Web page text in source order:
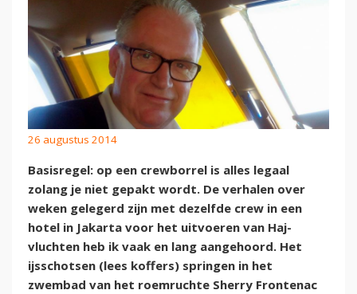
26 augustus 2014
Basisregel: op een crewborrel is alles legaal
zolang je niet gepakt wordt. De verhalen over
weken gelegerd zijn met dezelfde crew in een
hotel in Jakarta voor het uitvoeren van Haj-
vluchten heb ik vaak en lang aangehoord. Het
ijsschotsen (lees koffers) springen in het
zwembad van het roemruchte Sherry Frontenac